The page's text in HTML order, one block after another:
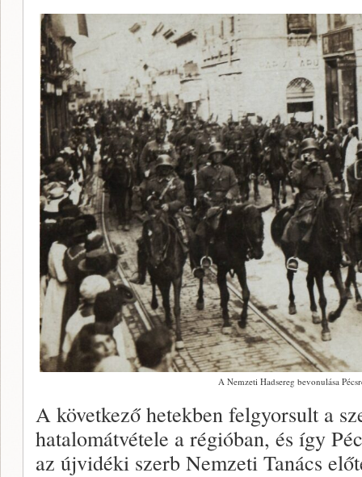
A Nemzeti Hadsereg bevonulása
A következő hetekben felgyorsult a
hatalomátvétele a régióban, és így
az újvidéki szerb Nemzeti Tanács